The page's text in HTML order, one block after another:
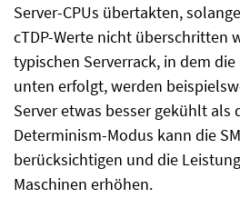
Server-CPUs übertakten,
cTDP-Werte nicht überschritten
typischen Serverrack, in dem
unten erfolgt, werden
Server etwas besser gekühlt als
Determinism-Modus kann die
berücksichtigen und die
Maschinen erhöhen.